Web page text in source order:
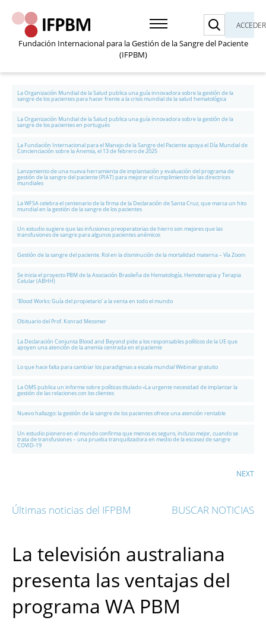
ACCEDER
Fundación Internacional para la Gestión de la Sangre del Paciente
(IFPBM)
La Organización Mundial de la Salud publica una guía innovadora sobre la gestión de la
sangre de los pacientes para hacer frente a la crisis mundial de la salud hematológica
La Organización Mundial de la Salud publica una guía innovadora sobre la gestión de la
sangre de los pacientes en portugués
La Fundación Internacional para el Manejo de la Sangre del Paciente apoya el Día Mundial de
Concienciación sobre la Anemia, el 13 de febrero de 2025
Lanzamiento de una nueva herramienta de implantación y evaluación del programa de
gestión de la sangre del paciente (PIAT) para mejorar el cumplimiento de las directrices
mundiales
La WFSA celebra el centenario de la firma de la Declaración de Santa Cruz, que marca un hito
mundial en la gestión de la sangre de los pacientes
Un estudio sugiere que las infusiones preoperatorias de hierro son mejores que las
transfusiones de sangre para algunos pacientes anémicos
Gestión de la sangre del paciente. Rol en la disminución de la mortalidad materna – Vía Zoom
Se inicia el proyecto PBM de la Asociación Brasileña de Hematología, Hemoterapia y Terapia
Celular (ABHH)
‘Blood Works: Guía del propietario’ a la venta en todo el mundo
Obituario del Prof. Konrad Messmer
La Declaración Conjunta Blood and Beyond pide a los responsables políticos de la UE que
apoyen una atención de la anemia centrada en el paciente
Lo que hace falta para cambiar los paradigmas a escala mundial Webinar gratuito
La OMS publica un informe sobre políticas titulado «La urgente necesidad de implantar la
gestión de las relaciones con los clientes
Nuevo hallazgo: la gestión de la sangre de los pacientes ofrece una atención rentable
Un estudio pionero en el mundo confirma que menos es seguro, incluso mejor, cuando se
trata de transfusiones – una prueba tranquilizadora en medio de la escasez de sangre
COVID-19
NEXT
Últimas noticias del IFPBM BUSCAR NOTICIAS
La televisión australiana
presenta las ventajas del
programa WA PBM